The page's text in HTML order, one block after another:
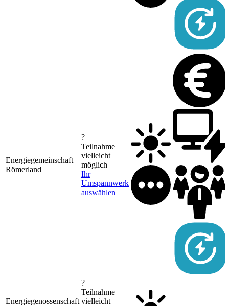
Energiegemeinschaft
Römerland
?
Teilnahme
vielleicht
möglich
Ihr
Umspannwerk
auswählen
Energiegenossenschaft
?
Teilnahme
vielleicht